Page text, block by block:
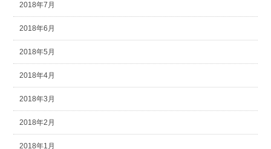
2018年7月
2018年6月
2018年5月
2018年4月
2018年3月
2018年2月
2018年1月